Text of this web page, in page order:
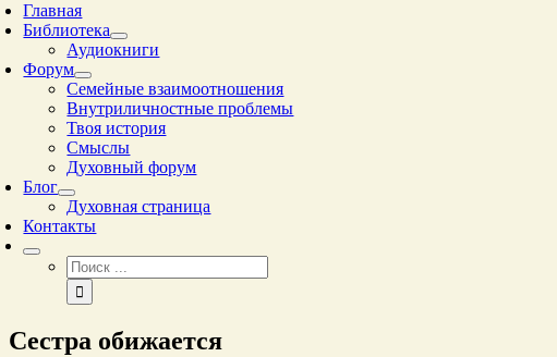
Главная
Библиотека
Аудиокниги
Форум
Семейные взаимоотношения
Внутриличностные проблемы
Твоя история
Смыслы
Духовный форум
Блог
Духовная страница
Контакты
Результат
поиска:
Сестра обижается